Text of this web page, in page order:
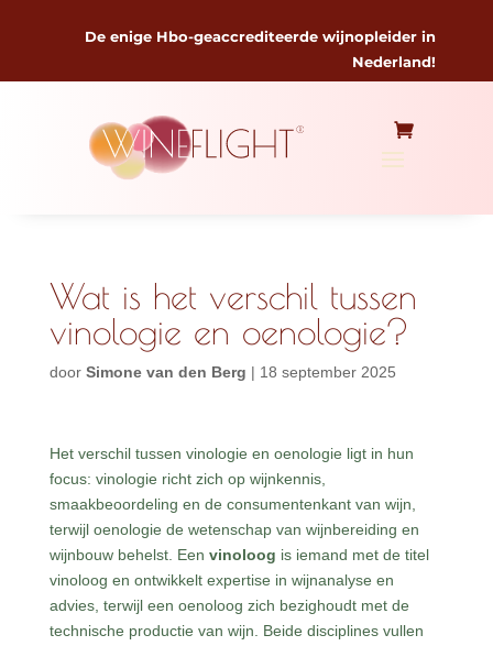
De enige Hbo-geaccrediteerde wijnopleider in
Nederland!
Wat is het verschil tussen
vinologie en oenologie?
door Simone van den Berg | 18 september 2025
Het verschil tussen vinologie en oenologie ligt in hun
focus: vinologie richt zich op wijnkennis,
smaakbeoordeling en de consumentenkant van wijn,
terwijl oenologie de wetenschap van wijnbereiding en
wijnbouw behelst. Een vinoloog is iemand met de titel
vinoloog en ontwikkelt expertise in wijnanalyse en
advies, terwijl een oenoloog zich bezighoudt met de
technische productie van wijn. Beide disciplines vullen